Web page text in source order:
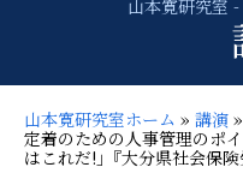
山本寛研究室ホーム » 講演 »
定着のための人事管理のポ
はこれだ!｣『大分県社会保